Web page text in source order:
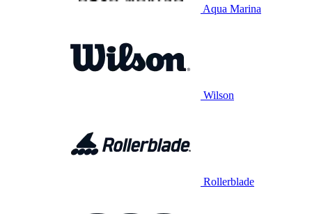
Aqua Marina
Wilson
Rollerblade